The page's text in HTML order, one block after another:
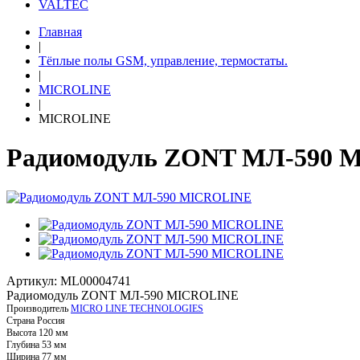
VALTEC
Главная
|
Тёплые полы GSM, управление, термостаты.
|
MICROLINE
|
MICROLINE
Радиомодуль ZONT МЛ-590
Артикул: ML00004741
Радиомодуль ZONT МЛ-590 MICROLINE
Производитель MICRO LINE TECHNOLOGIES
Страна Россия
Высота 120 мм
Глубина 53 мм
Ширина 77 мм